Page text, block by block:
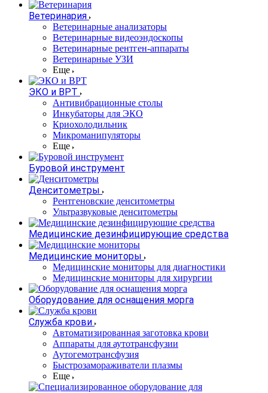
Ветеринария
Ветеринарные анализаторы
Ветеринарные видеоэндоскопы
Ветеринарные рентген-аппараты
Ветеринарные УЗИ
Еще
ЭКО и ВРТ
Антивибрационные столы
Инкубаторы для ЭКО
Криохолодильник
Микроманипуляторы
Еще
Буровой инструмент
Денситометры
Рентгеновские денситометры
Ультразвуковые денситометры
Медицинские дезинфицирующие средства
Медицинские мониторы
Медицинские мониторы для диагностики
Медицинские мониторы для хирургии
Оборудование для оснащения морга
Служба крови
Автоматизированная заготовка крови
Аппараты для аутотрансфузии
Аутогемотрансфузия
Быстрозамораживатели плазмы
Еще